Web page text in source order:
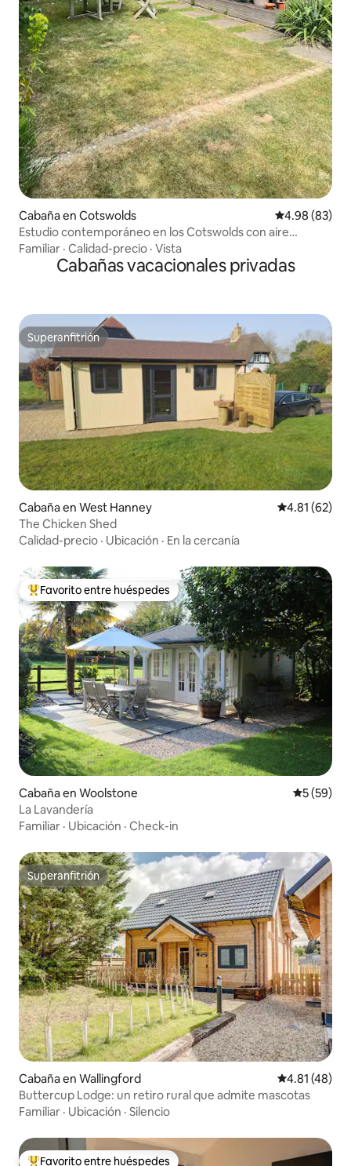
Cabaña en Cotswolds Calificación
4.98 (83)
Estudio contemporáneo en los Cotswolds con aire
acondicionado
Familiar · Calidad-precio · Vista
Cabañas vacacionales privadas
Superanfitrión
Superanfitrión
Cabaña en West Hanney Calificación
4.81 (62)
The Chicken Shed
Calidad-precio · Ubicación · En la cercanía
Favorito entre huéspedes preferido
Favorito entre huéspedes
Cabaña en Woolstone
5 (59)
La Lavandería
Familiar · Ubicación · Check-in
Superanfitrión
Superanfitrión
Cabaña en Wallingford Calificación
4.81 (48)
Buttercup Lodge: un retiro rural que admite mascotas
Familiar · Ubicación · Silencio
Favorito entre huéspedes